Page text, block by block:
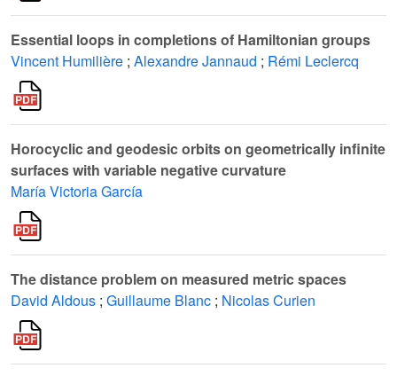
Essential loops in completions of Hamiltonian groups
Vincent Humilière ; Alexandre Jannaud ; Rémi Leclercq
Horocyclic and geodesic orbits on geometrically infinite
surfaces with variable negative curvature
María Victoria García
The distance problem on measured metric spaces
David Aldous ; Guillaume Blanc ; Nicolas Curien